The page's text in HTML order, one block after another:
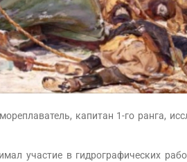
капитан 1-го ранга,
участие в гидрографических